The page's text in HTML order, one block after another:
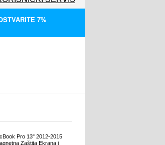
7%
Pro 13" 2012-2015
Zaštita Ekrana i